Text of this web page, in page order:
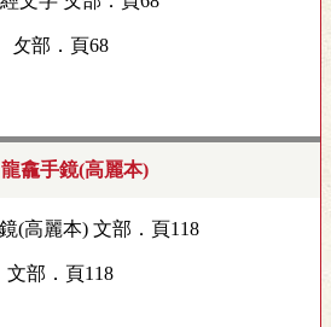
攵部．頁68
龍龕手鏡(高麗本)
文部．頁118